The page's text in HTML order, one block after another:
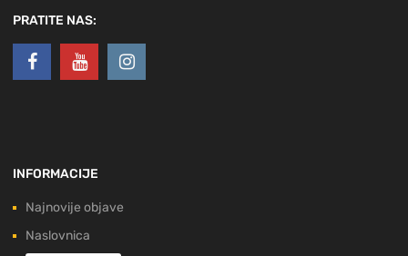
PRATITE NAS:
INFORMACIJE
Najnovije objave
Naslovnica